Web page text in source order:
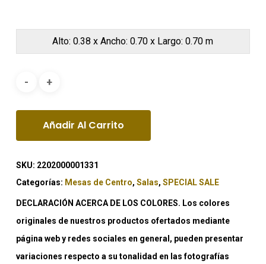
Alto: 0.38 x Ancho: 0.70 x Largo: 0.70 m
Añadir Al Carrito
SKU: 2202000001331
Categorías: Mesas de Centro, Salas, SPECIAL SALE
DECLARACIÓN ACERCA DE LOS COLORES. Los colores
originales de nuestros productos ofertados mediante
página web y redes sociales en general, pueden presentar
variaciones respecto a su tonalidad en las fotografías